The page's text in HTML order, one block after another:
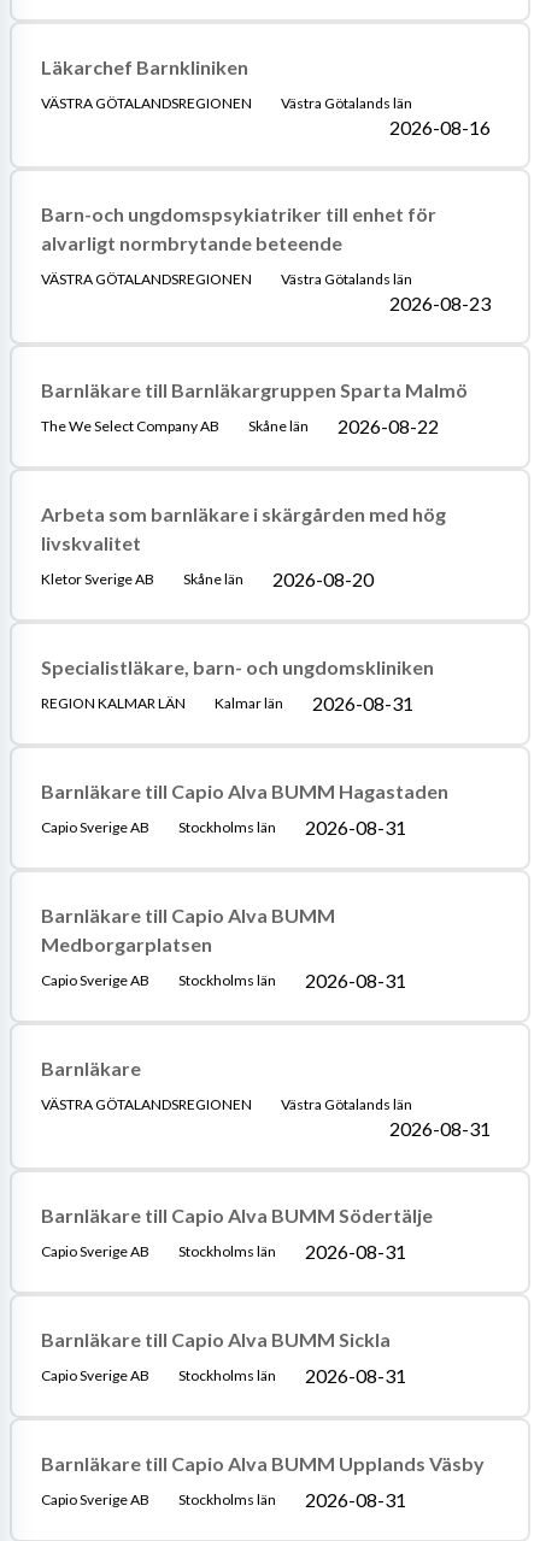
Läkarchef Barnkliniken
VÄSTRA GÖTALANDSREGIONEN Västra Götalands län
2026-08-16
Barn-och ungdomspsykiatriker till enhet för
alvarligt normbrytande beteende
VÄSTRA GÖTALANDSREGIONEN Västra Götalands län
2026-08-23
Barnläkare till Barnläkargruppen Sparta Malmö
The We Select Company AB Skåne län 2026-08-22
Arbeta som barnläkare i skärgården med hög
livskvalitet
Kletor Sverige AB Skåne län 2026-08-20
Specialistläkare, barn- och ungdomskliniken
REGION KALMAR LÄN Kalmar län 2026-08-31
Barnläkare till Capio Alva BUMM Hagastaden
Capio Sverige AB Stockholms län 2026-08-31
Barnläkare till Capio Alva BUMM
Medborgarplatsen
Capio Sverige AB Stockholms län 2026-08-31
Barnläkare
VÄSTRA GÖTALANDSREGIONEN Västra Götalands län
2026-08-31
Barnläkare till Capio Alva BUMM Södertälje
Capio Sverige AB Stockholms län 2026-08-31
Barnläkare till Capio Alva BUMM Sickla
Capio Sverige AB Stockholms län 2026-08-31
Barnläkare till Capio Alva BUMM Upplands Väsby
Capio Sverige AB Stockholms län 2026-08-31